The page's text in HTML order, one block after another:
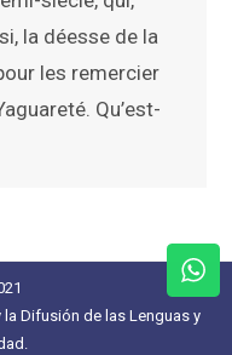
la déesse de la
les remercier
Qu’est-
Difusión de las Lenguas y